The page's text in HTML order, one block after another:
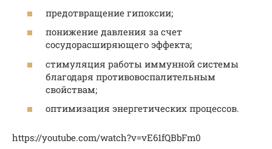
предотвращение гипоксии;
понижение давления за счет
сосудорасширяющего эффекта;
стимуляция работы иммунной системы
благодаря противовоспалительным
свойствам;
оптимизация энергетических процессов.
https://youtube.com/watch?v=vE61fQBbFm0